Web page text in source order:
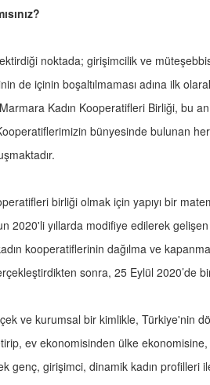
noktada; girişimcilik ve
de içinin boşaltılmaması adına ilk
Kadın Kooperatifleri Birliği, bu
bünyesinde bulunan
birliği olmak için yapıyı bir
2020'li yıllarda modifiye edilerek
kooperatiflerinin dağılma ve
sonra, 25 Eylül 2020’de
ve kurumsal bir kimlikle, Türkiye'nin
ev ekonomisinden ülke
genç, girişimci, dinamik kadın profilleri